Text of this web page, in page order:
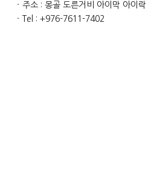
주소 : 몽골 도른거비 아이막 아이
Tel : +976-7611-7402